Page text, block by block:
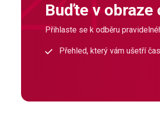
Buďte v
Přihlaste se k odběru
Přehled, který vám ušetří čas